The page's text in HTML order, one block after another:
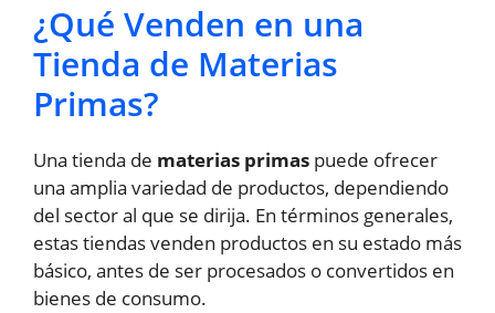
¿Qué Venden en una
Tienda de Materias
Primas?
Una tienda de materias primas puede ofrecer
una amplia variedad de productos, dependiendo
del sector al que se dirija. En términos generales,
estas tiendas venden productos en su estado más
básico, antes de ser procesados o convertidos en
bienes de consumo.